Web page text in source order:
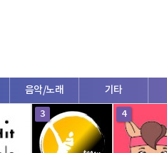
음악/노래 기타
연예인 한류/외국인
자동차 커플/연애
3 4